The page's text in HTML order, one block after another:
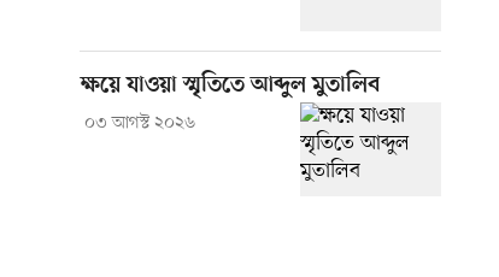
ক্ষয়ে যাওয়া স্মৃতিতে আব্দুল মুতালিব
০৩ আগস্ট ২০২৬